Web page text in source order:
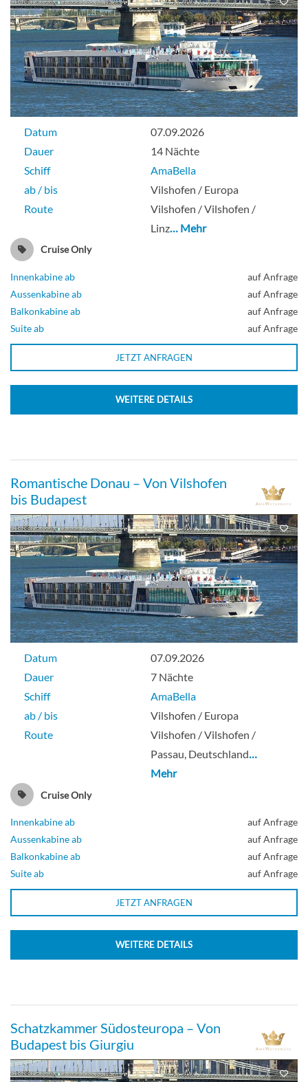
Datum
07.09.2026
Dauer
14 Nächte
Schiff
AmaBella
ab / bis
Vilshofen / Europa
Route
Vilshofen / Vilshofen /
Linz… Mehr
Cruise Only
Innenkabine ab
auf Anfrage
Aussenkabine ab
auf Anfrage
Balkonkabine ab
auf Anfrage
Suite ab
auf Anfrage
JETZT ANFRAGEN
WEITERE DETAILS
Romantische Donau – Von Vilshofen
bis Budapest
Datum
07.09.2026
Dauer
7 Nächte
Schiff
AmaBella
ab / bis
Vilshofen / Europa
Route
Vilshofen / Vilshofen /
Passau, Deutschland…
Mehr
Cruise Only
Innenkabine ab
auf Anfrage
Aussenkabine ab
auf Anfrage
Balkonkabine ab
auf Anfrage
Suite ab
auf Anfrage
JETZT ANFRAGEN
WEITERE DETAILS
Schatzkammer Südosteuropa – Von
Budapest bis Giurgiu